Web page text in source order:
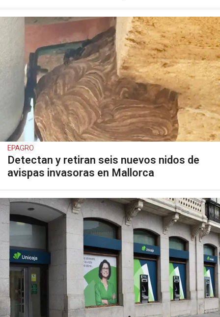
EPAGRO
Detectan y retiran seis nuevos nidos de
avispas invasoras en Mallorca